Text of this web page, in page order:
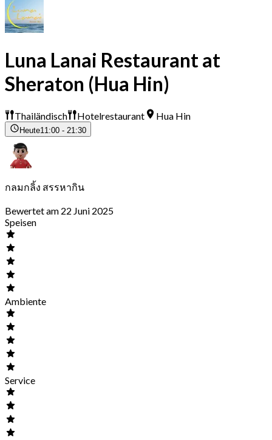
Luna Lanai Restaurant at
Sheraton (Hua Hin)
Thailändisch Hotelrestaurant Hua Hin
Heute11:00 - 21:30
กลมกลิ้ง สรรหากิน
Bewertet am 22 Juni 2025
Speisen
Ambiente
Service